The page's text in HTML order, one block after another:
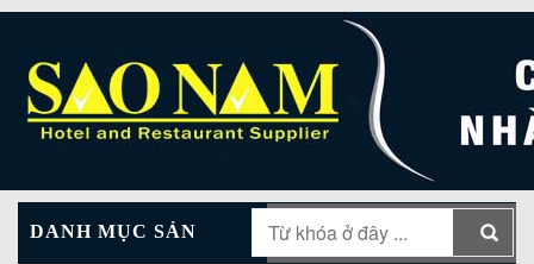
DANH MỤC SẢN MAIN MENU